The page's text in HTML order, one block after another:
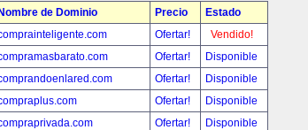
Nombre de Dominio Precio
Estado
Ofertar!
Vendido!
Ofertar!
Disponible
Ofertar!
Disponible
Ofertar!
Disponible
Ofertar!
Disponible